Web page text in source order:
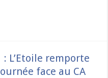
L’Etoile remporte
face au CA